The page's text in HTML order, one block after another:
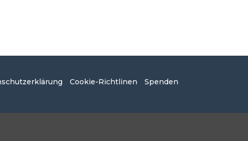
Cookie-Richtlinen Spenden